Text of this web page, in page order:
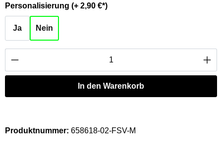
Personalisierung (+ 2,90 €*)auswählen
Ja Nein
Produkt Anzahl: Gib den gewünschten
In den Warenkorb
Produktnummer: 658618-02-FSV-M